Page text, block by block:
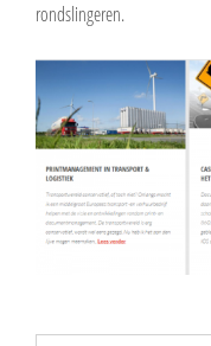
rondslingeren.